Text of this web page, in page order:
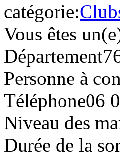
catégorie:
Vous êtes
Département
Personne à
Téléphone06
Niveau des
Durée de la